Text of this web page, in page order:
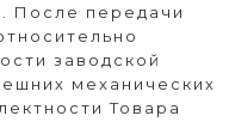
После передачи
заводской
механических
Товара